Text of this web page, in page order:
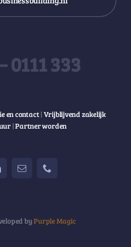
0111 333
en contact | Vrijblijvend zakelijk
|Partner worden
byPurple Magic